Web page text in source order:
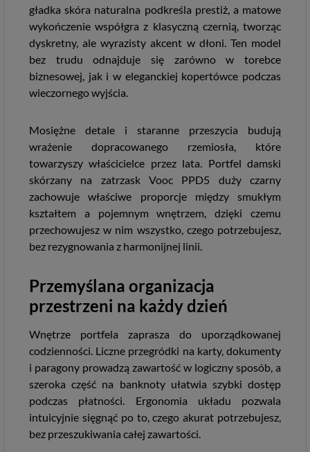
gładka skóra naturalna podkreśla prestiż, a matowe
wykończenie współgra z klasyczną czernią, tworząc
dyskretny, ale wyrazisty akcent w dłoni. Ten model
bez trudu odnajduje się zarówno w torebce
biznesowej, jak i w eleganckiej kopertówce podczas
wieczornego wyjścia.
Mosiężne detale i staranne przeszycia budują
wrażenie dopracowanego rzemiosła, które
towarzyszy właścicielce przez lata. Portfel damski
skórzany na zatrzask Vooc PPD5 duży czarny
zachowuje właściwe proporcje między smukłym
kształtem a pojemnym wnętrzem, dzięki czemu
przechowujesz w nim wszystko, czego potrzebujesz,
bez rezygnowania z harmonijnej linii.
Przemyślana organizacja
przestrzeni na każdy dzień
Wnętrze portfela zaprasza do uporządkowanej
codzienności. Liczne przegródki na karty, dokumenty
i paragony prowadzą zawartość w logiczny sposób, a
szeroka część na banknoty ułatwia szybki dostęp
podczas płatności. Ergonomia układu pozwala
intuicyjnie sięgnąć po to, czego akurat potrzebujesz,
bez przeszukiwania całej zawartości.